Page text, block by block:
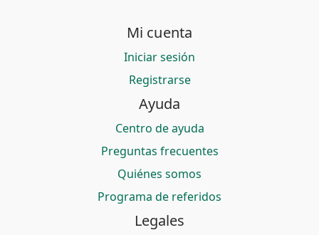
Mi cuenta
Iniciar sesión
Registrarse
Ayuda
Centro de ayuda
Preguntas frecuentes
Quiénes somos
Programa de referidos
Legales